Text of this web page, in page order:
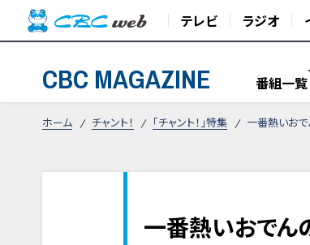
テレビ ラジオ
CBC MAGAZINE 番組一覧
ホーム チャント！ 「チャント！」特集 一番熱いお
一番熱いおでん